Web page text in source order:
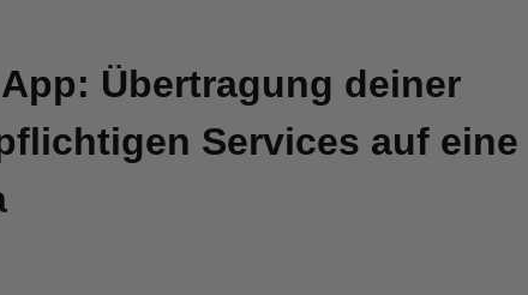
Übertragung deiner
Services auf eine